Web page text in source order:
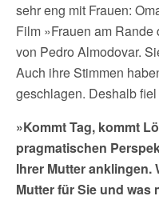
sehr eng mit Frauen:
Film »Frauen am
von Pedro Almodovar.
Auch ihre Stimmen
geschlagen. Deshalb
»Kommt Tag, kommt
pragmatischen
Ihrer Mutter anklingen.
Mutter für Sie und was